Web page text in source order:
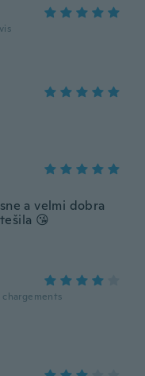
a velmi dobra
😘
chargements